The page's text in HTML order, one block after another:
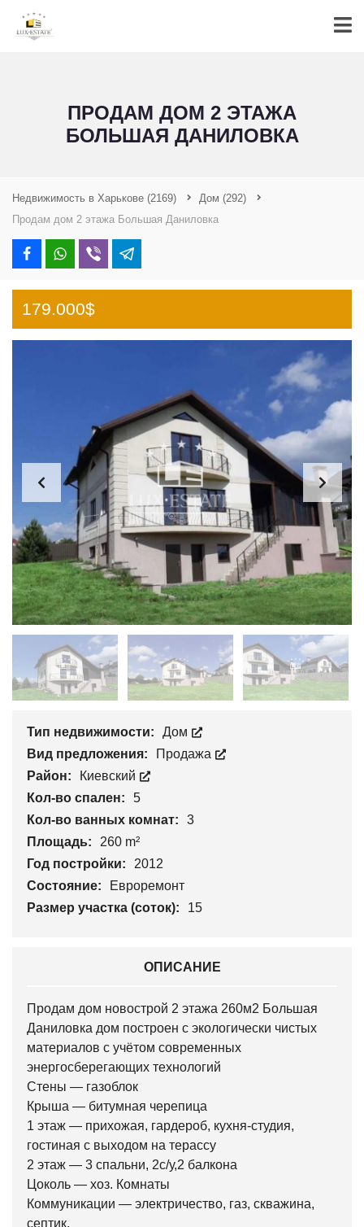
ПРОДАМ ДОМ 2 ЭТАЖА
БОЛЬШАЯ ДАНИЛОВКА
Недвижимость в Харькове (2169) Дом (292)
Продам дом 2 этажа Большая Даниловка
179.000$
Тип недвижимости:
Дом
Вид предложения:
Продажа
Район:
Киевский
Кол-во спален:
5
Кол-во ванных комнат:
3
Площадь:
260 m²
Год постройки:
2012
Состояние:
Евроремонт
Размер участка (соток):
15
ОПИСАНИЕ
Продам дом новострой 2 этажа 260м2 Большая
Даниловка дом построен с экологически чистых
материалов с учётом современных
энергосберегающих технологий
Стены — газоблок
Крыша — битумная черепица
1 этаж — прихожая, гардероб, кухня-студия,
гостиная с выходом на терассу
2 этаж — 3 спальни, 2с/у,2 балкона
Цоколь — хоз. Комнаты
Коммуникации — электричество, газ, скважина,
септик.